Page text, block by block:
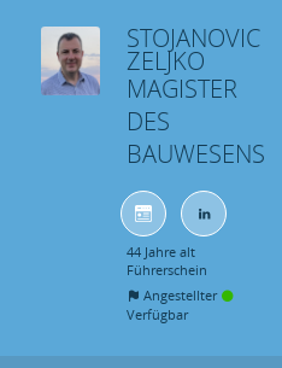
STOJANOVIC
ZELJKO
MAGISTER
DES
BAUWESENS
44 Jahre alt
Führerschein
Angestellter
Verfügbar